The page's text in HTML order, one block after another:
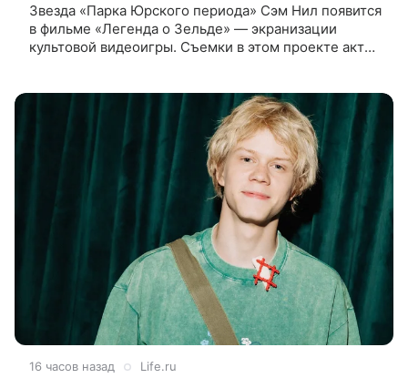
Звезда «Парка Юрского периода» Сэм Нил появится
в фильме «Легенда о Зельде» — экранизации
культовой видеоигры. Съемки в этом проекте актер
16 часов назад Life.ru